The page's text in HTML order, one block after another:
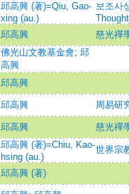
邱高興 (著)=Qiu, Gao-
xing (au.)
보조사
Thought
邱高興 慈光禪
佛光山文教基金會; 邱
高興
邱高興
邱高興 周易研
邱高興 慈光禪
邱高興 (著)=Chiu, Kao-
hsing (au.)
世界宗
邱高興 (著)